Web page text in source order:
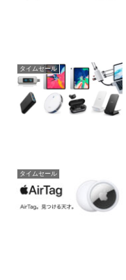
タイムセール
タイムセール